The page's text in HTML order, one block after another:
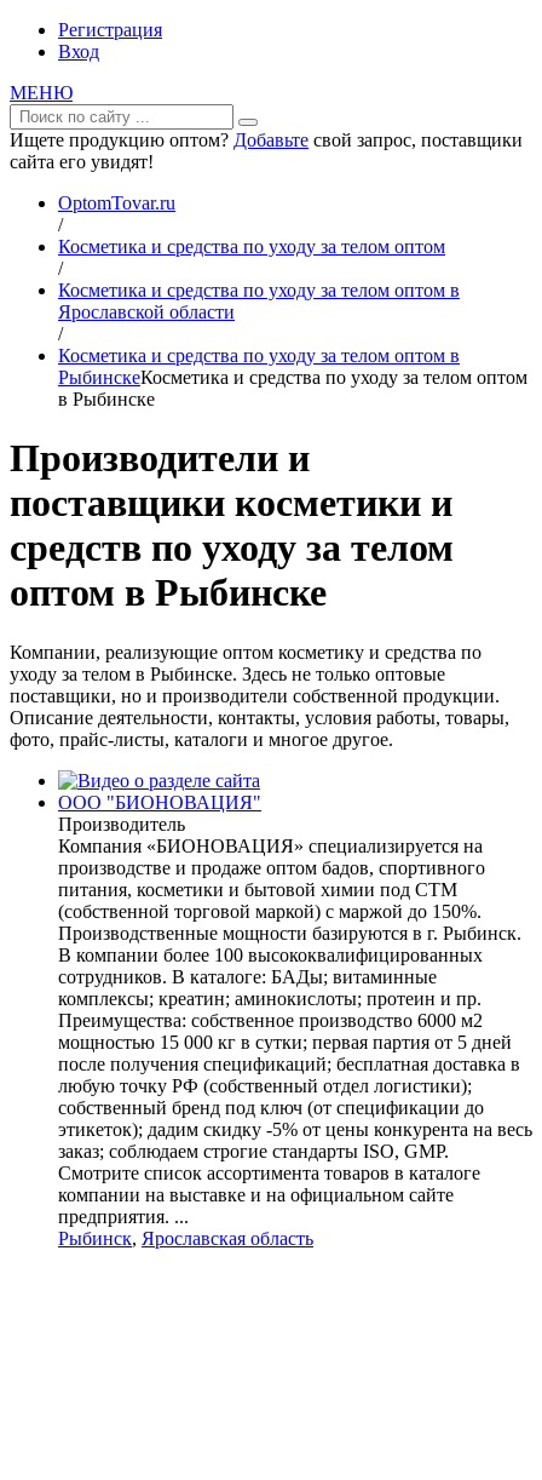
Регистрация
Вход
МЕНЮ
Ищете продукцию оптом? Добавьте свой запрос, поставщики
сайта его увидят!
OptomTovar.ru
/
Косметика и средства по уходу за телом оптом
/
Косметика и средства по уходу за телом оптом в
Ярославской области
/
Косметика и средства по уходу за телом оптом в
РыбинскеКосметика и средства по уходу за телом оптом
в Рыбинске
Производители и
поставщики косметики и
средств по уходу за телом
оптом в Рыбинске
Компании, реализующие оптом косметику и средства по
уходу за телом в Рыбинске. Здесь не только оптовые
поставщики, но и производители собственной продукции.
Описание деятельности, контакты, условия работы, товары,
фото, прайс-листы, каталоги и многое другое.
ООО "БИОНОВАЦИЯ"
Производитель
Компания «БИОНОВАЦИЯ» специализируется на
производстве и продаже оптом бадов, спортивного
питания, косметики и бытовой химии под СТМ
(собственной торговой маркой) с маржой до 150%.
Производственные мощности базируются в г. Рыбинск.
В компании более 100 высококвалифицированных
сотрудников. В каталоге: БАДы; витаминные
комплексы; креатин; аминокислоты; протеин и пр.
Преимущества: собственное производство 6000 м2
мощностью 15 000 кг в сутки; первая партия от 5 дней
после получения спецификаций; бесплатная доставка в
любую точку РФ (собственный отдел логистики);
собственный бренд под ключ (от спецификации до
этикеток); дадим скидку -5% от цены конкурента на весь
заказ; соблюдаем строгие стандарты ISO, GMP.
Смотрите список ассортимента товаров в каталоге
компании на выставке и на официальном сайте
предприятия. ...
Рыбинск, Ярославская область